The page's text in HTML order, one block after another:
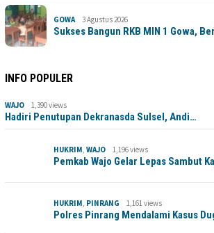
GOWA 3 Agustus 2026
Sukses Bangun RKB MIN 1 Gowa,
INFO POPULER
WAJO 1,390 views
Hadiri Penutupan Dekranasda Sulsel, Andi…
HUKRIM WAJO 1,196 views
Pemkab Wajo Gelar Lepas Sambut
HUKRIM PINRANG 1,161 views
Polres Pinrang Mendalami Kasus